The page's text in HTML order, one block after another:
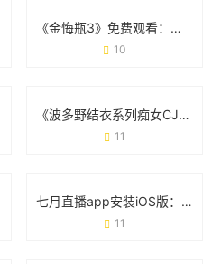
《金悔瓶3》免费观看：如何合法避坑与观影指南
10
《波多野结衣系列痴女CJOD-214》：经典场景与角色魅力的双重诠释
11
七月直播app安装iOS版：手把手教你快速上手
11